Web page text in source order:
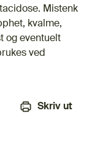
Mistenk
kvalme,
og eventuelt
ved
Skriv ut